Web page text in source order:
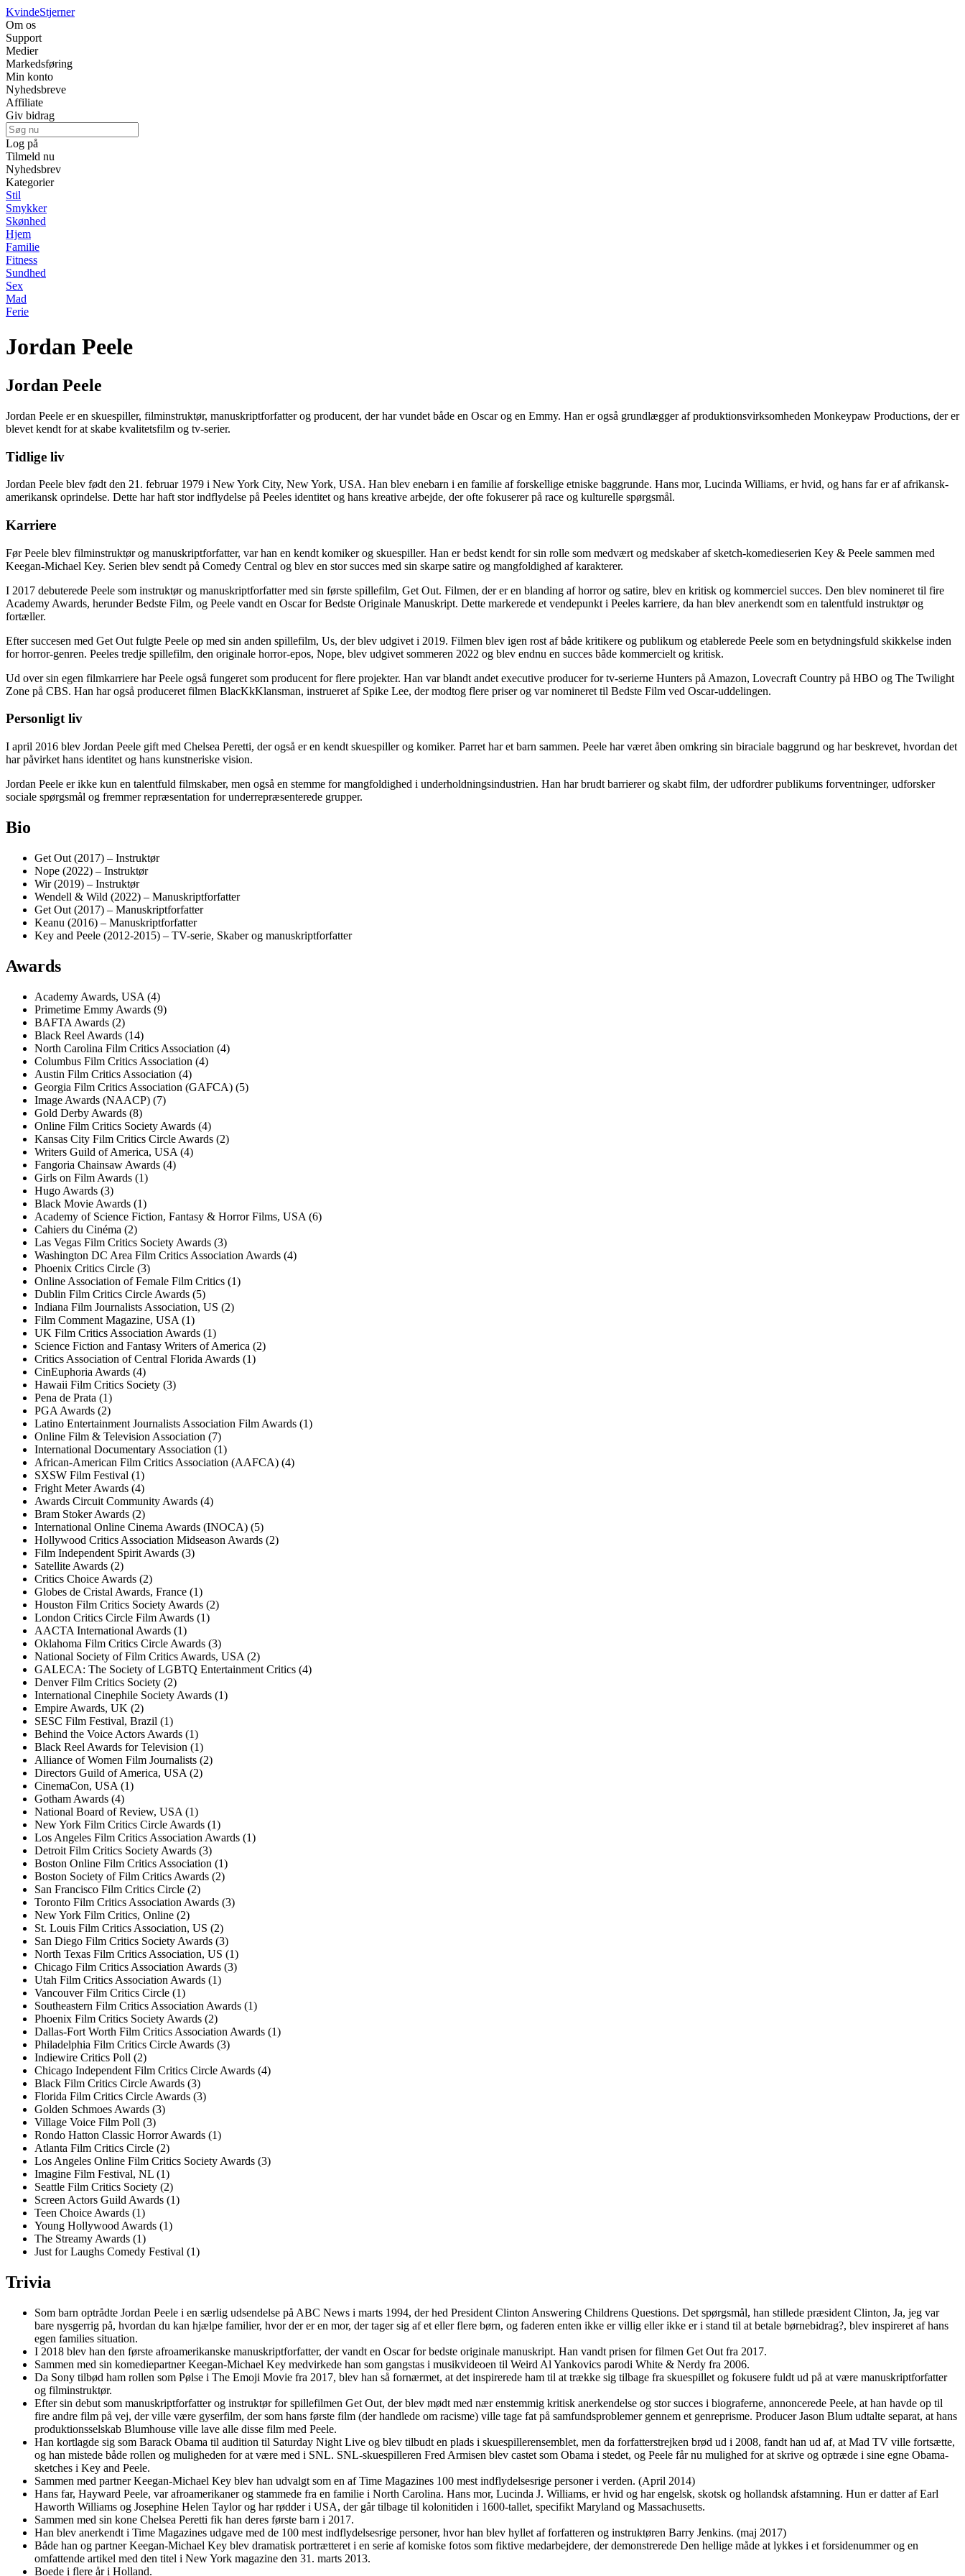
KvindeStjerner
Om os
Support
Medier
Markedsføring
Min konto
Nyhedsbreve
Affiliate
Giv bidrag
Log på
Tilmeld nu
Nyhedsbrev
Kategorier
Stil
Smykker
Skønhed
Hjem
Familie
Fitness
Sundhed
Sex
Mad
Ferie
Jordan Peele
Jordan Peele
Jordan Peele er en skuespiller, filminstruktør, manuskriptforfatter og producent, der har vundet både en Oscar og en Emmy. Han er også grundlægger af produktionsvirksomheden Monkeypaw Productions, der er
blevet kendt for at skabe kvalitetsfilm og tv-serier.
Tidlige liv
Jordan Peele blev født den 21. februar 1979 i New York City, New York, USA. Han blev enebarn i en familie af forskellige etniske baggrunde. Hans mor, Lucinda Williams, er hvid, og hans far er af afrikansk-
amerikansk oprindelse. Dette har haft stor indflydelse på Peeles identitet og hans kreative arbejde, der ofte fokuserer på race og kulturelle spørgsmål.
Karriere
Før Peele blev filminstruktør og manuskriptforfatter, var han en kendt komiker og skuespiller. Han er bedst kendt for sin rolle som medvært og medskaber af sketch-komedieserien Key & Peele sammen med
Keegan-Michael Key. Serien blev sendt på Comedy Central og blev en stor succes med sin skarpe satire og mangfoldighed af karakterer.
I 2017 debuterede Peele som instruktør og manuskriptforfatter med sin første spillefilm, Get Out. Filmen, der er en blanding af horror og satire, blev en kritisk og kommerciel succes. Den blev nomineret til fire
Academy Awards, herunder Bedste Film, og Peele vandt en Oscar for Bedste Originale Manuskript. Dette markerede et vendepunkt i Peeles karriere, da han blev anerkendt som en talentfuld instruktør og
fortæller.
Efter succesen med Get Out fulgte Peele op med sin anden spillefilm, Us, der blev udgivet i 2019. Filmen blev igen rost af både kritikere og publikum og etablerede Peele som en betydningsfuld skikkelse inden
for horror-genren. Peeles tredje spillefilm, den originale horror-epos, Nope, blev udgivet sommeren 2022 og blev endnu en succes både kommercielt og kritisk.
Ud over sin egen filmkarriere har Peele også fungeret som producent for flere projekter. Han var blandt andet executive producer for tv-serierne Hunters på Amazon, Lovecraft Country på HBO og The Twilight
Zone på CBS. Han har også produceret filmen BlacKkKlansman, instrueret af Spike Lee, der modtog flere priser og var nomineret til Bedste Film ved Oscar-uddelingen.
Personligt liv
I april 2016 blev Jordan Peele gift med Chelsea Peretti, der også er en kendt skuespiller og komiker. Parret har et barn sammen. Peele har været åben omkring sin biraciale baggrund og har beskrevet, hvordan det
har påvirket hans identitet og hans kunstneriske vision.
Jordan Peele er ikke kun en talentfuld filmskaber, men også en stemme for mangfoldighed i underholdningsindustrien. Han har brudt barrierer og skabt film, der udfordrer publikums forventninger, udforsker
sociale spørgsmål og fremmer repræsentation for underrepræsenterede grupper.
Bio
Get Out (2017) – Instruktør
Nope (2022) – Instruktør
Wir (2019) – Instruktør
Wendell & Wild (2022) – Manuskriptforfatter
Get Out (2017) – Manuskriptforfatter
Keanu (2016) – Manuskriptforfatter
Key and Peele (2012-2015) – TV-serie, Skaber og manuskriptforfatter
Awards
Academy Awards, USA (4)
Primetime Emmy Awards (9)
BAFTA Awards (2)
Black Reel Awards (14)
North Carolina Film Critics Association (4)
Columbus Film Critics Association (4)
Austin Film Critics Association (4)
Georgia Film Critics Association (GAFCA) (5)
Image Awards (NAACP) (7)
Gold Derby Awards (8)
Online Film Critics Society Awards (4)
Kansas City Film Critics Circle Awards (2)
Writers Guild of America, USA (4)
Fangoria Chainsaw Awards (4)
Girls on Film Awards (1)
Hugo Awards (3)
Black Movie Awards (1)
Academy of Science Fiction, Fantasy & Horror Films, USA (6)
Cahiers du Cinéma (2)
Las Vegas Film Critics Society Awards (3)
Washington DC Area Film Critics Association Awards (4)
Phoenix Critics Circle (3)
Online Association of Female Film Critics (1)
Dublin Film Critics Circle Awards (5)
Indiana Film Journalists Association, US (2)
Film Comment Magazine, USA (1)
UK Film Critics Association Awards (1)
Science Fiction and Fantasy Writers of America (2)
Critics Association of Central Florida Awards (1)
CinEuphoria Awards (4)
Hawaii Film Critics Society (3)
Pena de Prata (1)
PGA Awards (2)
Latino Entertainment Journalists Association Film Awards (1)
Online Film & Television Association (7)
International Documentary Association (1)
African-American Film Critics Association (AAFCA) (4)
SXSW Film Festival (1)
Fright Meter Awards (4)
Awards Circuit Community Awards (4)
Bram Stoker Awards (2)
International Online Cinema Awards (INOCA) (5)
Hollywood Critics Association Midseason Awards (2)
Film Independent Spirit Awards (3)
Satellite Awards (2)
Critics Choice Awards (2)
Globes de Cristal Awards, France (1)
Houston Film Critics Society Awards (2)
London Critics Circle Film Awards (1)
AACTA International Awards (1)
Oklahoma Film Critics Circle Awards (3)
National Society of Film Critics Awards, USA (2)
GALECA: The Society of LGBTQ Entertainment Critics (4)
Denver Film Critics Society (2)
International Cinephile Society Awards (1)
Empire Awards, UK (2)
SESC Film Festival, Brazil (1)
Behind the Voice Actors Awards (1)
Black Reel Awards for Television (1)
Alliance of Women Film Journalists (2)
Directors Guild of America, USA (2)
CinemaCon, USA (1)
Gotham Awards (4)
National Board of Review, USA (1)
New York Film Critics Circle Awards (1)
Los Angeles Film Critics Association Awards (1)
Detroit Film Critics Society Awards (3)
Boston Online Film Critics Association (1)
Boston Society of Film Critics Awards (2)
San Francisco Film Critics Circle (2)
Toronto Film Critics Association Awards (3)
New York Film Critics, Online (2)
St. Louis Film Critics Association, US (2)
San Diego Film Critics Society Awards (3)
North Texas Film Critics Association, US (1)
Chicago Film Critics Association Awards (3)
Utah Film Critics Association Awards (1)
Vancouver Film Critics Circle (1)
Southeastern Film Critics Association Awards (1)
Phoenix Film Critics Society Awards (2)
Dallas-Fort Worth Film Critics Association Awards (1)
Philadelphia Film Critics Circle Awards (3)
Indiewire Critics Poll (2)
Chicago Independent Film Critics Circle Awards (4)
Black Film Critics Circle Awards (3)
Florida Film Critics Circle Awards (3)
Golden Schmoes Awards (3)
Village Voice Film Poll (3)
Rondo Hatton Classic Horror Awards (1)
Atlanta Film Critics Circle (2)
Los Angeles Online Film Critics Society Awards (3)
Imagine Film Festival, NL (1)
Seattle Film Critics Society (2)
Screen Actors Guild Awards (1)
Teen Choice Awards (1)
Young Hollywood Awards (1)
The Streamy Awards (1)
Just for Laughs Comedy Festival (1)
Trivia
Som barn optrådte Jordan Peele i en særlig udsendelse på ABC News i marts 1994, der hed President Clinton Answering Childrens Questions. Det spørgsmål, han stillede præsident Clinton, Ja, jeg var
bare nysgerrig på, hvordan du kan hjælpe familier, hvor der er en mor, der tager sig af et eller flere børn, og faderen enten ikke er villig eller ikke er i stand til at betale børnebidrag?, blev inspireret af hans
egen families situation.
I 2018 blev han den første afroamerikanske manuskriptforfatter, der vandt en Oscar for bedste originale manuskript. Han vandt prisen for filmen Get Out fra 2017.
Sammen med sin komediepartner Keegan-Michael Key medvirkede han som gangstas i musikvideoen til Weird Al Yankovics parodi White & Nerdy fra 2006.
Da Sony tilbød ham rollen som Pølse i The Emoji Movie fra 2017, blev han så fornærmet, at det inspirerede ham til at trække sig tilbage fra skuespillet og fokusere fuldt ud på at være manuskriptforfatter
og filminstruktør.
Efter sin debut som manuskriptforfatter og instruktør for spillefilmen Get Out, der blev mødt med nær enstemmig kritisk anerkendelse og stor succes i biograferne, annoncerede Peele, at han havde op til
fire andre film på vej, der ville være gyserfilm, der som hans første film (der handlede om racisme) ville tage fat på samfundsproblemer gennem et genreprisme. Producer Jason Blum udtalte separat, at hans
produktionsselskab Blumhouse ville lave alle disse film med Peele.
Han kortlagde sig som Barack Obama til audition til Saturday Night Live og blev tilbudt en plads i skuespillerensemblet, men da forfatterstrejken brød ud i 2008, fandt han ud af, at Mad TV ville fortsætte,
og han mistede både rollen og muligheden for at være med i SNL. SNL-skuespilleren Fred Armisen blev castet som Obama i stedet, og Peele får nu mulighed for at skrive og optræde i sine egne Obama-
sketches i Key and Peele.
Sammen med partner Keegan-Michael Key blev han udvalgt som en af Time Magazines 100 mest indflydelsesrige personer i verden. (April 2014)
Hans far, Hayward Peele, var afroamerikaner og stammede fra en familie i North Carolina. Hans mor, Lucinda J. Williams, er hvid og har engelsk, skotsk og hollandsk afstamning. Hun er datter af Earl
Haworth Williams og Josephine Helen Taylor og har rødder i USA, der går tilbage til kolonitiden i 1600-tallet, specifikt Maryland og Massachusetts.
Sammen med sin kone Chelsea Peretti fik han deres første barn i 2017.
Han blev anerkendt i Time Magazines udgave med de 100 mest indflydelsesrige personer, hvor han blev hyllet af forfatteren og instruktøren Barry Jenkins. (maj 2017)
Både han og partner Keegan-Michael Key blev dramatisk portrætteret i en serie af komiske fotos som fiktive medarbejdere, der demonstrerede Den hellige måde at lykkes i et forsidenummer og en
omfattende artikel med den titel i New York magazine den 31. marts 2013.
Boede i flere år i Holland.